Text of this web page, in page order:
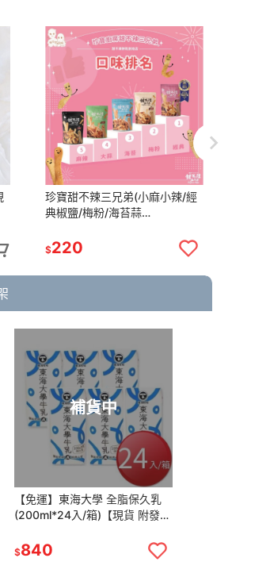
珍寶甜不辣三兄弟(小麻小辣/經
典椒鹽/梅粉/海苔蒜
$220
補貨中
【免運】東海大學 全脂保久乳
(200ml*24入/箱)【現貨 附發
$840